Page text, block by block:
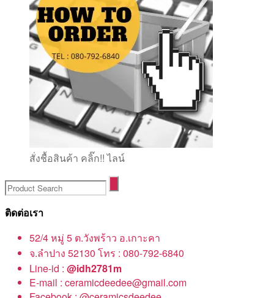
สั่งชื้อสินค้า คลิ๊ก!! ไลน์
ติดต่อเรา
52/4 หมู่ 5 ต.วังพร้าว อ.เกาะคา
จ.ลำปาง 52130 โทร : 080-792-6840
Line-id : @idh2781m
E-mail : ceramicdeedee@gmail.com